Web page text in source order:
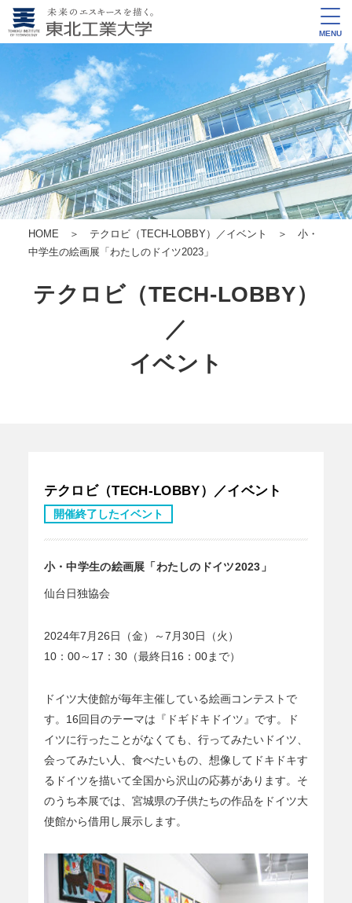
MENU
HOME ＞ テクロビ（TECH-LOBBY）／イベント
＞ 小・
中学生の絵画展「わたしのドイツ2023」
テクロビ（TECH-LOBBY）
／
イベント
テクロビ（TECH-LOBBY）／イベント
開催終了したイベント
小・中学生の絵画展「わたしのドイツ2023」
仙台日独協会
2024年7月26日（金）～7月30日（火）
10：00～17：30（最終日16：00まで）
ドイツ大使館が毎年主催している絵画コンテストで
す。16回目のテーマは『ドギドキドイツ』です。ド
イツに行ったことがなくても、行ってみたいドイツ、
会ってみたい人、食べたいもの、想像してドキドキす
るドイツを描いて全国から沢山の応募があります。そ
のうち本展では、宮城県の子供たちの作品をドイツ大
使館から借用し展示します。